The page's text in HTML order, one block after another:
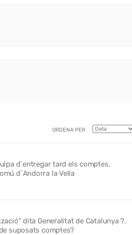
ORDENA PER
d´entregar tard els comptes.
d´Andorra la Vella
dita Generalitat de Catalunya ?.
suposats comptes?